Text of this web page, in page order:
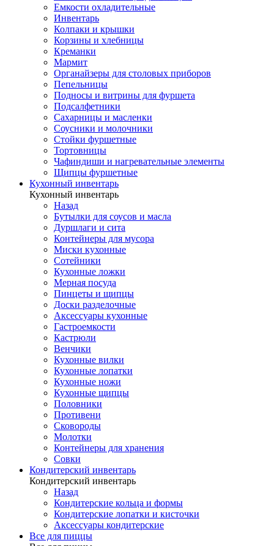
Емкости охладительные
Инвентарь
Колпаки и крышки
Корзины и хлебницы
Креманки
Мармит
Органайзеры для столовых приборов
Пепельницы
Подносы и витрины для фуршета
Подсалфетники
Сахарницы и масленки
Соусники и молочники
Стойки фуршетные
Тортовницы
Чафиндиши и нагревательные элементы
Щипцы фуршетные
Кухонный инвентарь
Кухонный инвентарь
Назад
Бутылки для соусов и масла
Дуршлаги и сита
Контейнеры для мусора
Миски кухонные
Сотейники
Кухонные ложки
Мерная посуда
Пинцеты и щипцы
Доски разделочные
Аксессуары кухонные
Гастроемкости
Кастрюли
Венчики
Кухонные вилки
Кухонные лопатки
Кухонные ножи
Кухонные щипцы
Половники
Противени
Сковороды
Молотки
Контейнеры для хранения
Совки
Кондитерский инвентарь
Кондитерский инвентарь
Назад
Кондитерские кольца и формы
Кондитерские лопатки и кисточки
Аксессуары кондитерские
Все для пиццы